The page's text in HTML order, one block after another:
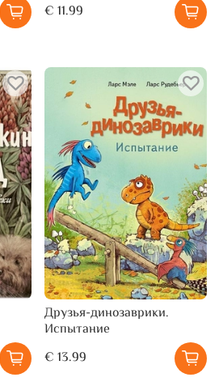
€ 11.99
Друзья-динозаврики.
Испытание
€ 13.99